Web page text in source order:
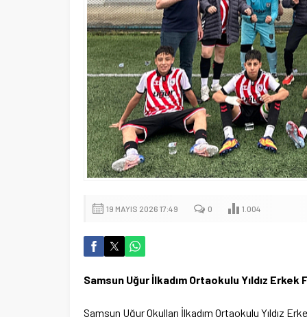
19 MAYIS 2026 17:49 0 1.004
Samsun Uğur İlkadım Ortaokulu Yıldız
Samsun Uğur Okulları İlkadım Ortaokulu Yıldız